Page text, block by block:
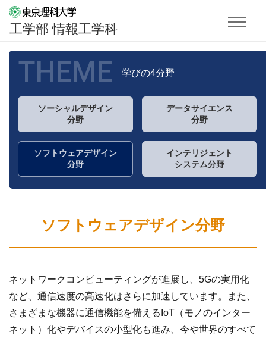
工学部 情報工学科
THEME 学びの4分野
ソーシャルデザイン
分野
データサイエンス
分野
ソフトウェアデザイン
分野
インテリジェント
システム分野
ソフトウェアデザイン分野
ネットワークコンピューティングが進展し、5Gの実用化
など、通信速度の高速化はさらに加速しています。また、
さまざまな機器に通信機能を備えるIoT（モノのインター
ネット）化やデバイスの小型化も進み、今や世界のすべて